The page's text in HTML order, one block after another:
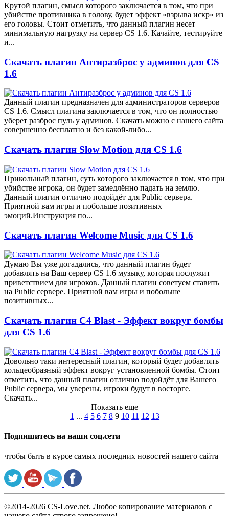
Крутой плагин, смысл которого заключается в том, что при
убийстве противника в голову, будет эффект «взрыва искр» из
его головы. Стоит отметить, что данный плагин несет
минимальную нагрузку на сервер CS 1.6. Качайте, тестируйте
и...
Скачать плагин Антиразброс у админов для CS
1.6
Данный плагин предназначен для администраторов серверов
CS 1.6. Смысл плагина заключается в том, что он полностью
уберет разброс пуль у админов. Скачать можно с нашего сайта
совершенно бесплатно и без какой-либо...
Скачать плагин Slow Motion для CS 1.6
Прикольный плагин, суть которого заключается в том, что при
убийстве игрока, он будет замедлённо падать на землю.
Данный плагин отлично подойдёт для Public сервера.
Приятной вам игры и побольше позитивных
эмоций.Инструкция по...
Скачать плагин Welcome Music для CS 1.6
Думаю Вы уже догадались, что данный плагин будет
добавлять на Ваш сервер CS 1.6 музыку, которая послужит
приветствием для игроков. Данный плагин советуем ставить
на Public сервере. Приятной вам игры и побольше
позитивных...
Скачать плагин C4 Blast - Эффект вокруг бомбы
для CS 1.6
Довольно таки интересный плагин, который будет добавлять
кольцеобразный эффект вокруг установленной бомбы. Стоит
отметить, что данный плагин отлично подойдёт для Вашего
Public сервера, мы уверены, игроки будут в восторге.
Скачать...
Показать еще
1 ... 4 5 6 7 8 9 10 11 12 13
Подпишитесь на наши соц.сети
чтобы быть в курсе самых последних новостей нашего сайта
©2014-2026 CS-Love.net. Любое копирование материалов с